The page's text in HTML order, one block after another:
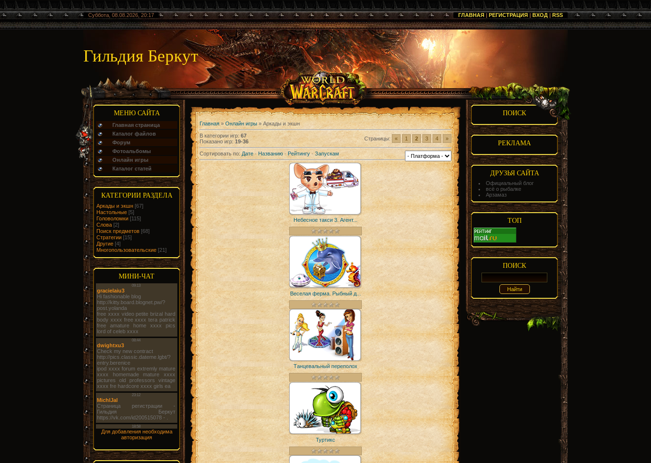
Суббота, 08.08.2026, 20:17 ГЛАВНАЯ | РЕГИСТРАЦИЯ | ВХОД | RSS
Гильдия Беркут
МЕНЮ САЙТА
Главная страница
Каталог файлов
Форум
Фотоальбомы
Онлайн игры
Каталог статей
КАТЕГОРИИ РАЗДЕЛА
Аркады и экшн [67]
Настольные [5]
Головоломки [115]
Слова [2]
Поиск предметов [68]
Стратегии [15]
Другие [4]
Многопользовательские [21]
МИНИ-ЧАТ
Для добавления необходима
авторизация
Главная»Онлайн игры » Аркады и экшн
В категории игр: 67
Показано игр: 19-36 Страницы: « 1 2 3 4 »
Сортировать по:Дате· Названию ·Рейтингу·Запускам
Небесное такси 3. Агент...
Веселая ферма. Рыбный д...
Танцевальный переполох
Туртикс
ПОИСК
РЕКЛАМА
ДРУЗЬЯ САЙТА
Официальный блог
всё о рыбалке
Арзамаз
ТОП
ПОИСК